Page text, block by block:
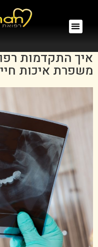
איך התקדמות
משפרת איכות